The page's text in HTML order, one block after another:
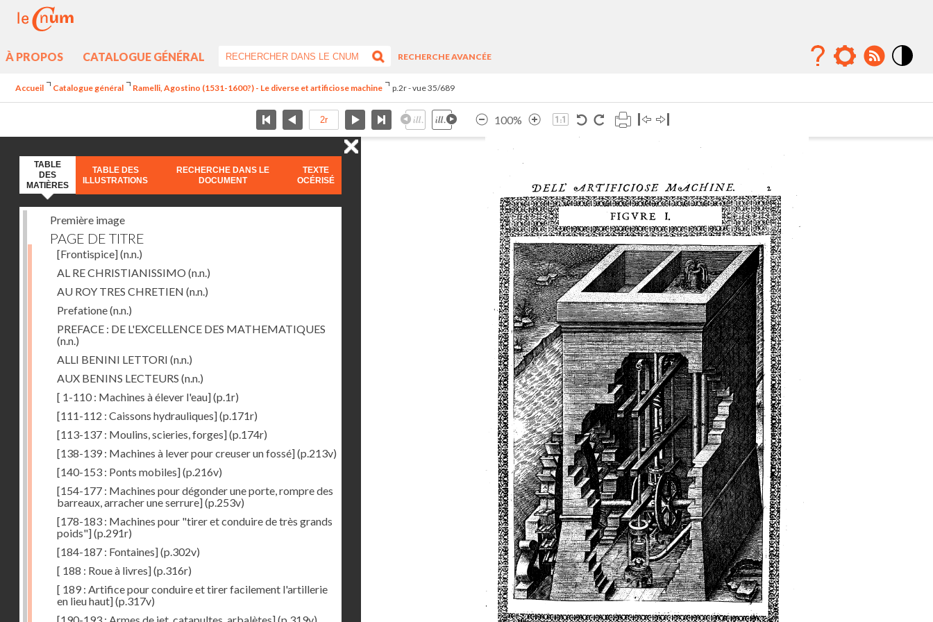
À PROPOS CATALOGUE GÉNÉRAL
RECHERCHE AVANCÉE
Accueil Catalogue général Ramelli, Agostino (1531-1600?) - Le diverse et artificiose machine p.2r - vue 35/689
100%
TABLE
DES
MATIÈRES
TABLE DES
ILLUSTRATIONS
RECHERCHE DANS LE
DOCUMENT
TEXTE
OCÉRISÉ
Première image
PAGE DE TITRE
[Frontispice](n.n.)
AL RE CHRISTIANISSIMO (n.n.)
AU ROY TRES CHRETIEN (n.n.)
Prefatione(n.n.)
PREFACE : DE L'EXCELLENCE DES MATHEMATIQUES
(n.n.)
ALLI BENINI LETTORI (n.n.)
AUX BENINS LECTEURS (n.n.)
[ 1-110 : Machines à élever l'eau](p.1r)
[111-112 : Caissons hydrauliques](p.171r)
[113-137 : Moulins, scieries, forges](p.174r)
[138-139 : Machines à lever pour creuser un fossé](p.213v)
[140-153 : Ponts mobiles](p.216v)
[154-177 : Machines pour dégonder une porte, rompre des
barreaux, arracher une serrure](p.253v)
[178-183 : Machines pour "tirer et conduire de très grands
poids"](p.291r)
[184-187 : Fontaines](p.302v)
[ 188 : Roue à livres](p.316r)
[ 189 : Artifice pour conduire et tirer facilement l'artillerie
en lieu haut](p.317v)